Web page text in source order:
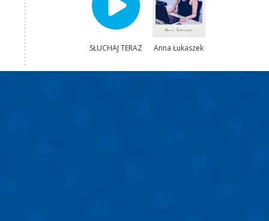
SŁUCHAJ TERAZ Anna Łukaszek